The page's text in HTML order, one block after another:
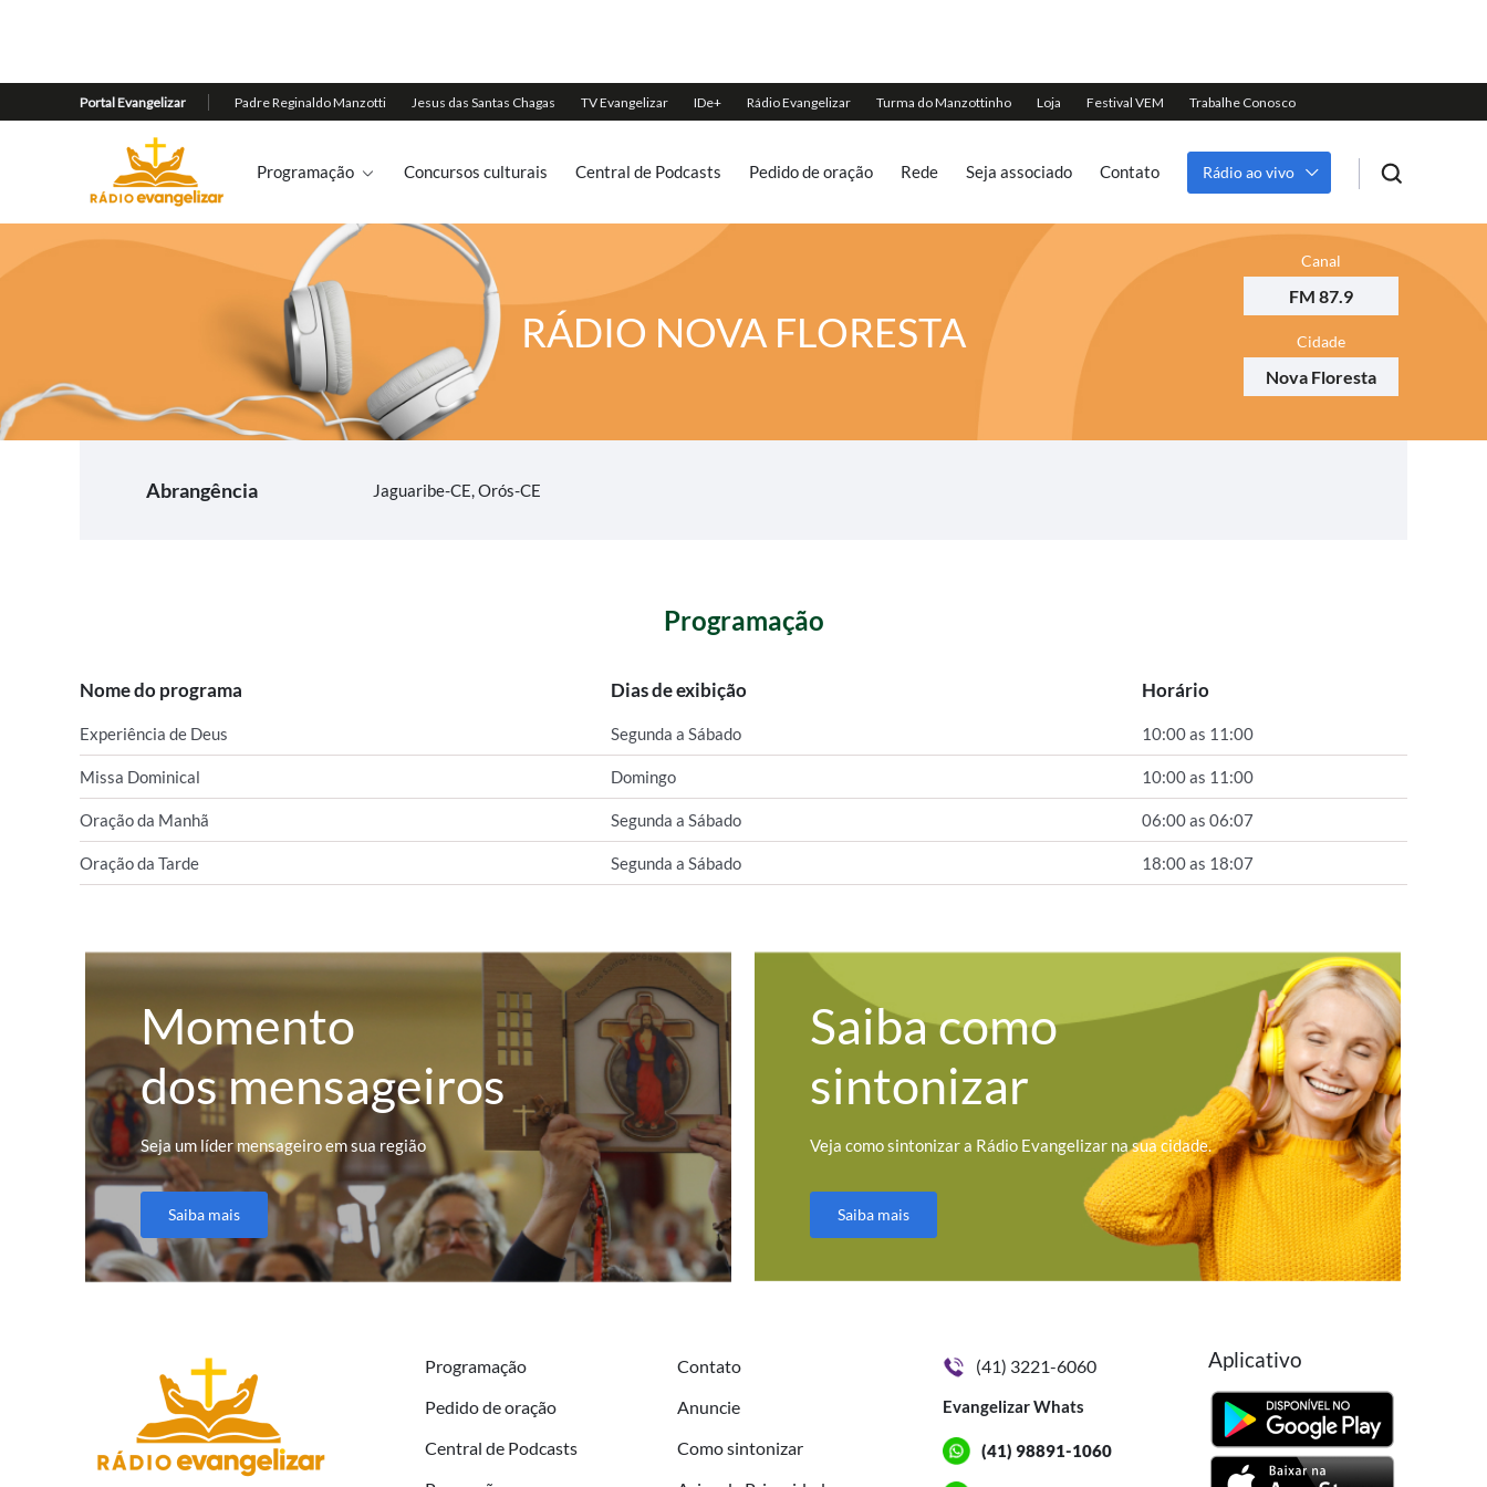
Programação Concursos culturais Central de Podcasts Pedido de oração Rede Seja associado Contato Rádio ao vivo
RÁDIO NOVA FLORESTA
Canal
FM 87.9
Cidade
Nova Floresta
Abrangência Jaguaribe-CE, Orós-CE
Programação
Nome do programa Dias de exibição Horário
Experiência de Deus Segunda a Sábado 10:00 as 11:00
Missa Dominical Domingo 10:00 as 11:00
Oração da Manhã Segunda a Sábado 06:00 as 06:07
Oração da Tarde Segunda a Sábado 18:00 as 18:07
Momento
dos mensageiros
Seja um líder mensageiro em sua região
Saiba mais
Saiba como
sintonizar
Veja como sintonizar a Rádio Evangelizar na sua cidade.
Saiba mais
Programação
Pedido de oração
Central de Podcasts
Contato
Anuncie
Como sintonizar
(41) 3221-6060
Evangelizar Whats
(41) 98891-1060
Aplicativo